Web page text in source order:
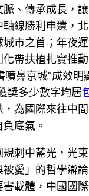
、傳承成長，
線勝利申遺，
市之首；年夜
帶扶植扎實推
噴鼻京城”成效明
獎多少數字均居
，為國際來往中
底氣。
規刺中藍光，光
愛」的哲學辯
害載體，中國國